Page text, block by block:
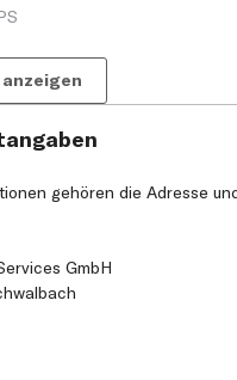
gehören die Adresse
GmbH